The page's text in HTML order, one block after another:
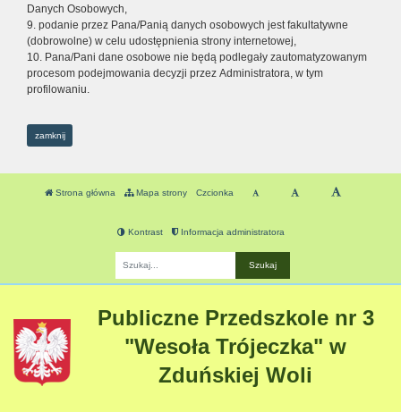
Danych Osobowych,
9. podanie przez Pana/Panią danych osobowych jest fakultatywne
(dobrowolne) w celu udostępnienia strony internetowej,
10. Pana/Pani dane osobowe nie będą podlegały zautomatyzowanym
procesom podejmowania decyzji przez Administratora, w tym
profilowaniu.
zamknij
Strona główna Mapa strony Czcionka
Kontrast Informacja administratora
Publiczne Przedszkole nr 3
"Wesoła Trójeczka" w
Zduńskiej Woli